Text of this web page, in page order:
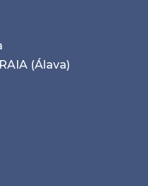
(Álava)